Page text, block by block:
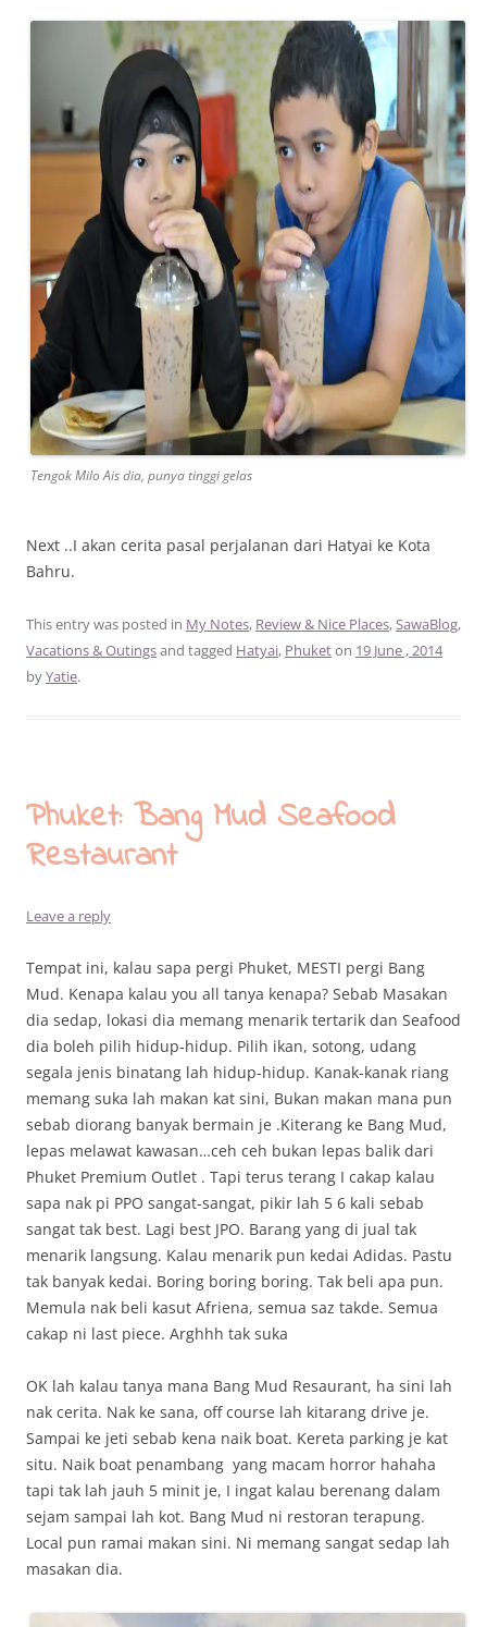
Tengok Milo Ais dia, punya tinggi gelas
Next ..I akan cerita pasal perjalanan dari Hatyai ke Kota
Bahru.
This entry was posted in My Notes, Review & Nice Places,SawaBlog,
Vacations & Outingsand tagged Hatyai, Phuketon 19 June , 2014
byYatie.
Phuket: Bang Mud Seafood
Restaurant
Leave a reply
Tempat ini, kalau sapa pergi Phuket, MESTI pergi Bang
Mud. Kenapa kalau you all tanya kenapa? Sebab Masakan
dia sedap, lokasi dia memang menarik tertarik dan Seafood
dia boleh pilih hidup-hidup. Pilih ikan, sotong, udang
segala jenis binatang lah hidup-hidup. Kanak-kanak riang
memang suka lah makan kat sini, Bukan makan mana pun
sebab diorang banyak bermain je .Kiterang ke Bang Mud,
lepas melawat kawasan…ceh ceh bukan lepas balik dari
Phuket Premium Outlet . Tapi terus terang I cakap kalau
sapa nak pi PPO sangat-sangat, pikir lah 5 6 kali sebab
sangat tak best. Lagi best JPO. Barang yang di jual tak
menarik langsung. Kalau menarik pun kedai Adidas. Pastu
tak banyak kedai. Boring boring boring. Tak beli apa pun.
Memula nak beli kasut Afriena, semua saz takde. Semua
cakap ni last piece. Arghhh tak suka
OK lah kalau tanya mana Bang Mud Resaurant, ha sini lah
nak cerita. Nak ke sana, off course lah kitarang drive je.
Sampai ke jeti sebab kena naik boat. Kereta parking je kat
situ. Naik boat penambang yang macam horror hahaha
tapi tak lah jauh 5 minit je, I ingat kalau berenang dalam
sejam sampai lah kot. Bang Mud ni restoran terapung.
Local pun ramai makan sini. Ni memang sangat sedap lah
masakan dia.